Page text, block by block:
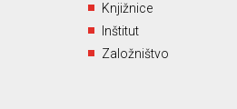
Knjižnice
Inštitut
Založništvo